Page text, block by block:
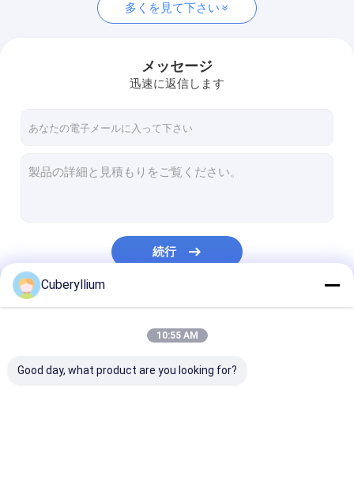
ベリリウムの銅合金
C17300ベリリウムの銅
C17510ベリリウムの銅
ベリリウムの銅線
ベリリウムの銅のストリップ
多くを見て下さい
メッセージ
迅速に返信します
続行
Cuberyllium
10:55 AM
Good day, what product are you looking for?